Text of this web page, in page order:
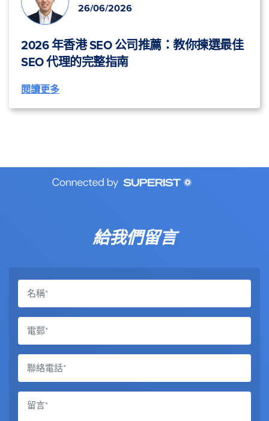
26/06/2026
2026 年香港 SEO 公司推薦：教你揀選最佳
SEO 代理的完整指南
閱讀更多
給我們留言